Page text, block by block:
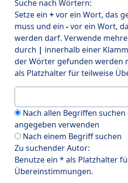
Suche nach Wörtern:
Setze ein +vor ein Wort, das
muss und ein -vor ein Wort,
werden darf. Verwende
durch | innerhalb einer
der Wörter gefunden werden
als Platzhalter für teilweise
Nach allen Begriffen
angegeben verwenden
Nach einem Begriff suchen
Zu suchender Autor:
Benutze ein * als Platzhalter
Übereinstimmungen.